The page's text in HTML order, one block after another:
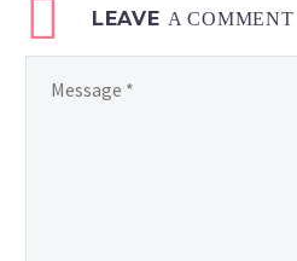
LEAVE A COMMENT